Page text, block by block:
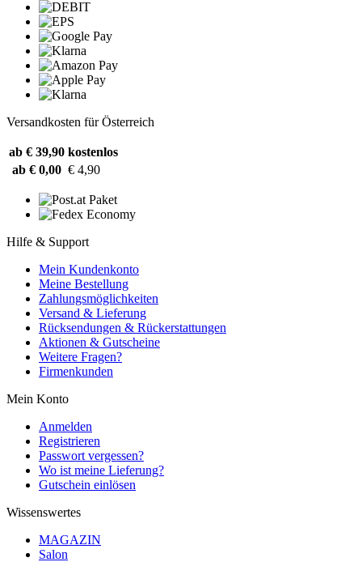
Versandkosten für Österreich
ab € 39,90 kostenlos
ab € 0,00 € 4,90
Hilfe & Support
Mein Kundenkonto
Meine Bestellung
Zahlungsmöglichkeiten
Versand & Lieferung
Rücksendungen & Rückerstattungen
Aktionen & Gutscheine
Weitere Fragen?
Firmenkunden
Mein Konto
Anmelden
Registrieren
Passwort vergessen?
Wo ist meine Lieferung?
Gutschein einlösen
Wissenswertes
MAGAZIN
Salon